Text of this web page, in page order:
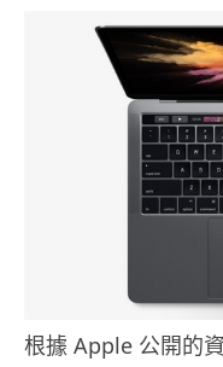
根據 Apple 公開的